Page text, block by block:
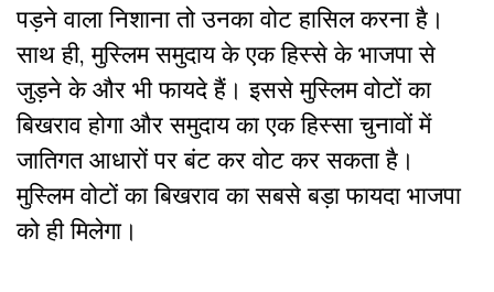
पड़ने वाला निशाना तो उनका वोट हासिल करना है।
साथ ही, मुस्लिम समुदाय के एक हिस्से के भाजपा से
जुड़ने के और भी फायदे हैं। इससे मुस्लिम वोटों का
बिखराव होगा और समुदाय का एक हिस्सा चुनावों में
जातिगत आधारों पर बंट कर वोट कर सकता है।
मुस्लिम वोटों का बिखराव का सबसे बड़ा फायदा भाजपा
को ही मिलेगा।